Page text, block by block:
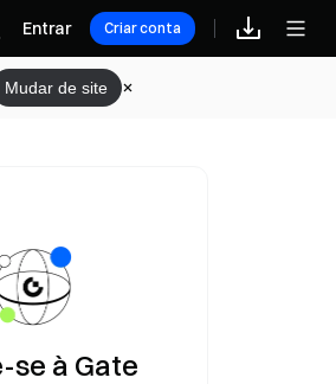
Recompensas
Entrar Criar conta
Mudar de site
se à Gate